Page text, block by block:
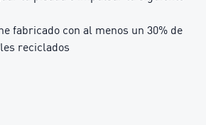
fabricado con al menos un 30% de
reciclados